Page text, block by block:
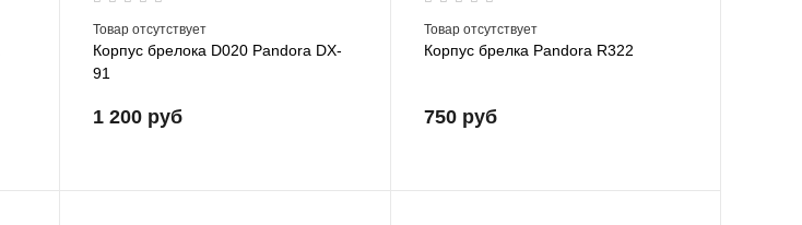
Товар отсутствует
Корпус брелока D020 Pandora DX-
91
1 200 руб
Товар отсутствует
Корпус брелка Pandora R322
750 руб